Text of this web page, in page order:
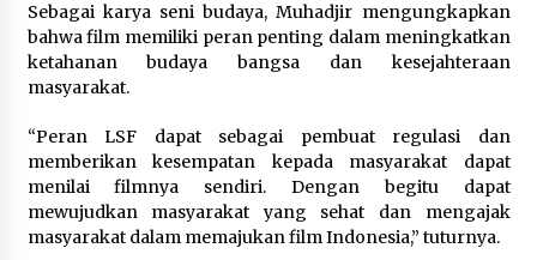
Kemenkum Malut Semarakkan HUT
RI dan Hari Pengayoman ke-81
melalui Fun Walk di Ternate
Registrasi Indonesia Sports Summit
2026 Resmi Dibuka, Siap Hadirkan
Pengalaman Beyond the Game
Sebagai karya seni budaya, Muhadjir mengungkapkan
bahwa film memiliki peran penting dalam meningkatkan
ketahanan budaya bangsa dan kesejahteraan
masyarakat.
“Peran LSF dapat sebagai pembuat regulasi dan
memberikan kesempatan kepada masyarakat dapat
menilai filmnya sendiri. Dengan begitu dapat
mewujudkan masyarakat yang sehat dan mengajak
masyarakat dalam memajukan film Indonesia,” tuturnya.